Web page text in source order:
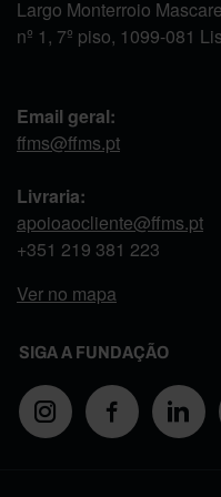
Largo Monterroio
nº 1, 7º piso, 1099-081
Email geral:
ffms@ffms.pt
Livraria:
apoioaocliente@ffms.pt
+351 219 381 223
Ver no mapa
SIGA A FUNDAÇÃO